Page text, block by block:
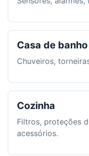
Casa de banho
Chuveiros,
Cozinha
Filtros, proteções
acessórios.